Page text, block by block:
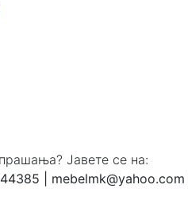
Јавете се на:
mebelmk@yahoo.com